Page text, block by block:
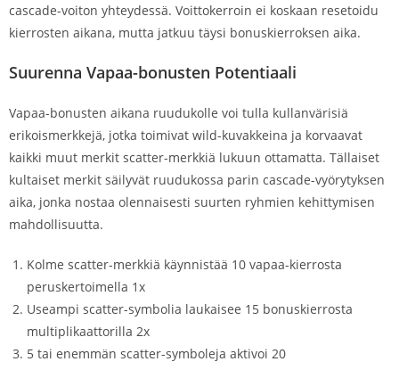
cascade-voiton yhteydessä. Voittokerroin ei koskaan resetoidu
kierrosten aikana, mutta jatkuu täysi bonuskierroksen aika.
Suurenna Vapaa-bonusten Potentiaali
Vapaa-bonusten aikana ruudukolle voi tulla kullanvärisiä
erikoismerkkejä, jotka toimivat wild-kuvakkeina ja korvaavat
kaikki muut merkit scatter-merkkiä lukuun ottamatta. Tällaiset
kultaiset merkit säilyvät ruudukossa parin cascade-vyörytyksen
aika, jonka nostaa olennaisesti suurten ryhmien kehittymisen
mahdollisuutta.
Kolme scatter-merkkiä käynnistää 10 vapaa-kierrosta
peruskertoimella 1x
Useampi scatter-symbolia laukaisee 15 bonuskierrosta
multiplikaattorilla 2x
5 tai enemmän scatter-symboleja aktivoi 20